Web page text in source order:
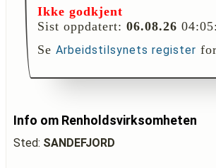
Ikke godkjent
Sist oppdatert: 06.08.26
Se Arbeidstilsynets register
Info om Renholdsvirksomheten
Sted: SANDEFJORD